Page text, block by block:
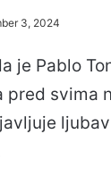
3, 2024
je Pablo
pred svima